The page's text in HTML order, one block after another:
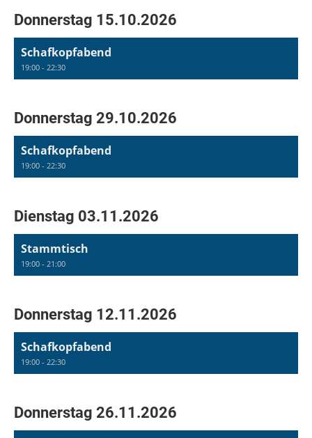
Donnerstag 15.10.2026
Schafkopfabend
19:00 - 22:30
Donnerstag 29.10.2026
Schafkopfabend
19:00 - 22:30
Dienstag 03.11.2026
Stammtisch
19:00 - 21:00
Donnerstag 12.11.2026
Schafkopfabend
19:00 - 22:30
Donnerstag 26.11.2026